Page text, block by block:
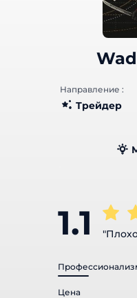
Направление :
1.1
Профессионализм